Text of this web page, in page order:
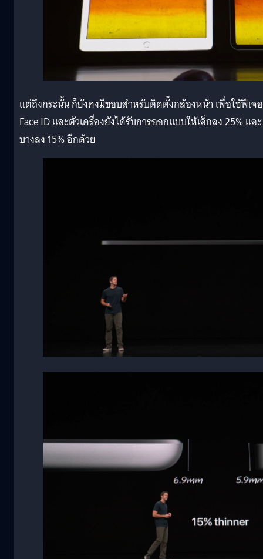
แต่ถึงกระนั้น ก็ยังคงมีขอบสำหรับติดตั้งกล้องหน้า เพื่อใช้ฟีเจ
Face ID และตัวเครื่องยังได้รับการออกแบบให้เล็กลง 25% และ
บางลง 15% อีกด้วย